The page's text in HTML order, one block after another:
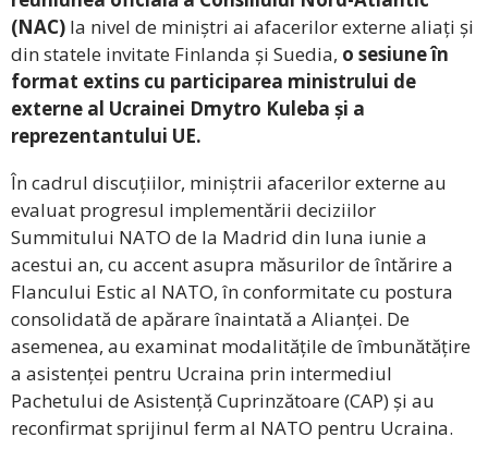
(NAC) la nivel de miniștri ai afacerilor externe aliați și
din statele invitate Finlanda și Suedia, o sesiune în
format extins cu participarea ministrului de
externe al Ucrainei Dmytro Kuleba și a
reprezentantului UE.
În cadrul discuțiilor, miniștrii afacerilor externe au
evaluat progresul implementării deciziilor
Summitului NATO de la Madrid din luna iunie a
acestui an, cu accent asupra măsurilor de întărire a
Flancului Estic al NATO, în conformitate cu postura
consolidată de apărare înaintată a Alianței. De
asemenea, au examinat modalitățile de îmbunătățire
a asistenței pentru Ucraina prin intermediul
Pachetului de Asistență Cuprinzătoare (CAP) și au
reconfirmat sprijinul ferm al NATO pentru Ucraina.